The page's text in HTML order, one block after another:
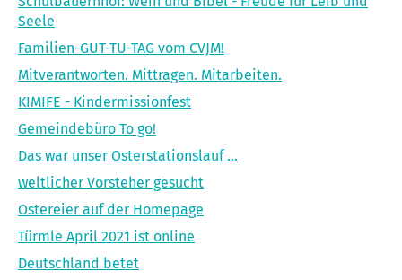
Seele
Familien-GUT-TU-TAG vom CVJM!
Mitverantworten. Mittragen. Mitarbeiten.
KIMIFE - Kindermissionfest
Gemeindebüro To go!
Das war unser Osterstationslauf …
weltlicher Vorsteher gesucht
Ostereier auf der Homepage
Türmle April 2021 ist online
Deutschland betet